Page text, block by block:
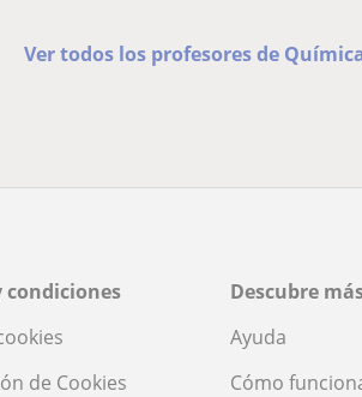
Ver todos los profesores de
condiciones
de Cookies
Descubre
Ayuda
Cómo